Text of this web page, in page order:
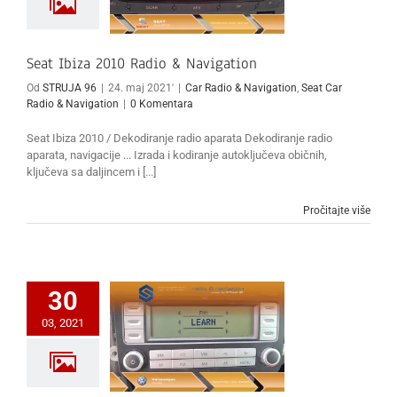
Seat
Car Radio & Navigation
Seat Ibiza 2010 Radio & Navigation
Od STRUJA 96 24. maj 2021' Car Radio & Navigation, Seat Car
Radio & Navigation
0 Komentara
Seat Ibiza 2010 / Dekodiranje radio aparata Dekodiranje radio
aparata, navigacije ... Izrada i kodiranje autoključeva običnih,
ključeva sa daljincem i [...]
Pročitajte više
30
03, 2021
Volkswagen Touran Radio
& Navigation
VW
Car Radio & Navigation